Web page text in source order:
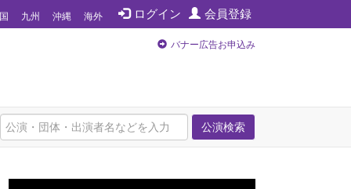
ログイン 会員登録
九州 沖縄 海外
バナー広告お申込み
公演検索